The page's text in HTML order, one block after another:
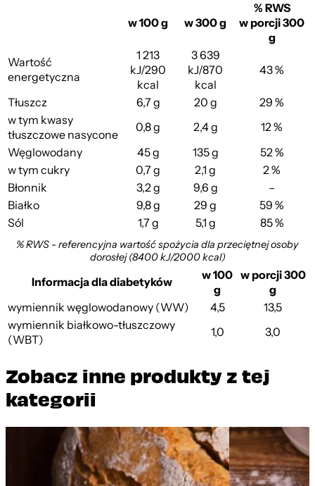
w 100 g w 300 g
% RWS
w porcji 300
g
Wartość
energetyczna
1 213
kJ/290
kcal
3 639
kJ/870
kcal
43 %
Tłuszcz 6,7 g 20 g
29 %
w tym kwasy
tłuszczowe nasycone
0,8 g 2,4 g
12 %
Węglowodany
45 g 135 g
52 %
w tym cukry
0,7 g 2,1 g
2 %
Błonnik
3,2 g 9,6 g
–
Białko
9,8 g 29 g
59 %
Sól
1,7 g 5,1 g 85 %
% RWS - referencyjna wartość spożycia dla przeciętnej osoby
dorosłej (8400 kJ/2000 kcal)
Informacja dla diabetyków
w 100
g
w porcji 300
g
wymiennik węglowodanowy (WW)
4,5
13,5
wymiennik białkowo-tłuszczowy
(WBT)
1,0 3,0
Zobacz inne produkty z tej
kategorii